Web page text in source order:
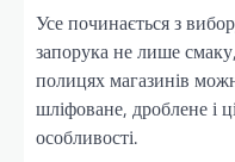
Усе починається з
запорука не лише
полицях магазинів
шліфоване, дроблене і
особливості.